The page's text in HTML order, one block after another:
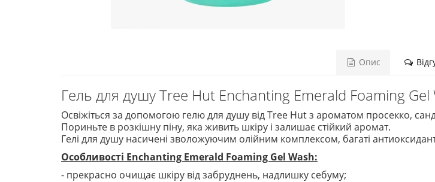
Опис
Гель для душу Tree Hut Enchanting Emerald Foaming Gel
Освіжіться за допомогою гелю для душу від Tree Hut з ароматом просекко,
Пориньте в розкішну піну, яка живить шкіру і залишає стійкий аромат.
Гелі для душу насичені зволожуючим олійним комплексом, багаті
Особливості Enchanting Emerald Foaming Gel Wash:
- прекрасно очищає шкіру від забруднень, надлишку себуму;